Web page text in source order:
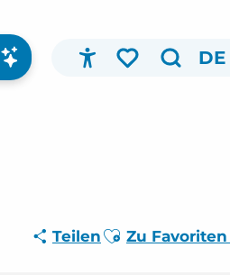
DE
Teilen Ajouter aux
Zu